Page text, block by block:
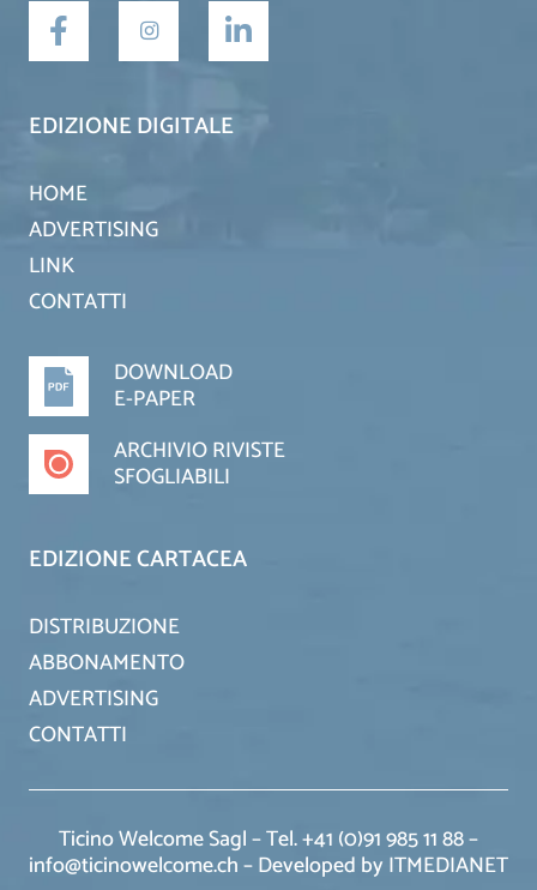
EDIZIONE DIGITALE
HOME
ADVERTISING
LINK
CONTATTI
DOWNLOAD
E-PAPER
ARCHIVIO RIVISTE
SFOGLIABILI
EDIZIONE CARTACEA
DISTRIBUZIONE
ABBONAMENTO
ADVERTISING
CONTATTI
Ticino Welcome Sagl – Tel. +41 (0)91 985 11 88 –
info@ticinowelcome.ch –Developed by ITMEDIANET